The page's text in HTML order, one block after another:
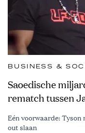
BUSINESS &
Saoedische
rematch tussen
Eén voorwaarde:
out slaan